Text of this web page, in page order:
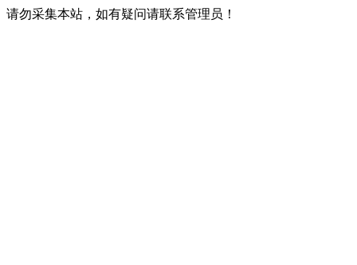
请勿采集本站，如有疑问请联系管理员！